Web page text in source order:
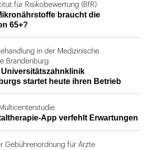
für Risikobewertung (BfR)
braucht die
65+?
in der Medizinische
Brandenburg
Universitätszahnklinik
startet heute ihren Betrieb
App verfehlt Erwartungen
Gebührenordnung für Ärzte